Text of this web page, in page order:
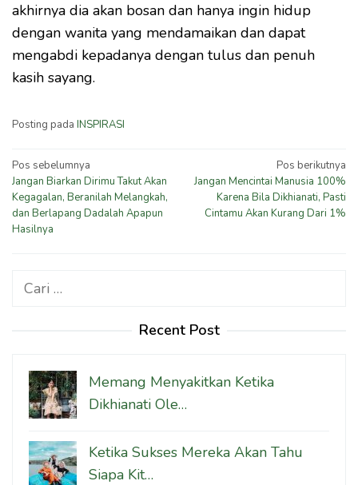
akhirnya dia akan bosan dan hanya ingin hidup
dengan wanita yang mendamaikan dan dapat
mengabdi kepadanya dengan tulus dan penuh
kasih sayang.
Posting pada INSPIRASI
Navigasi
pos
Pos sebelumnya
Jangan Biarkan Dirimu Takut Akan
Kegagalan, Beranilah Melangkah,
dan Berlapang Dadalah Apapun
Hasilnya
Pos berikutnya
Jangan Mencintai Manusia 100%
Karena Bila Dikhianati, Pasti
Cintamu Akan Kurang Dari 1%
Cari
Recent Post
Memang Menyakitkan Ketika
Dikhianati Ole…
Ketika Sukses Mereka Akan Tahu
Siapa Kit…